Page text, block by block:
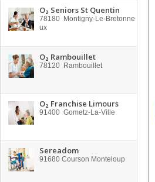
O₂ Seniors St Quentin
78180 Montigny-Le-Bretonne
ux
O₂ Rambouillet
78120 Rambouillet
O₂ Franchise Limours
91400 Gometz-La-Ville
Sereadom
91680 Courson Monteloup